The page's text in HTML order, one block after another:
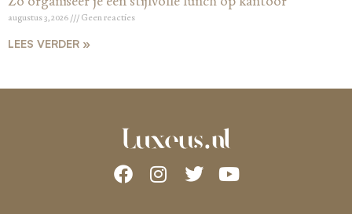
augustus 3, 2026 Geen reacties
LEES VERDER »